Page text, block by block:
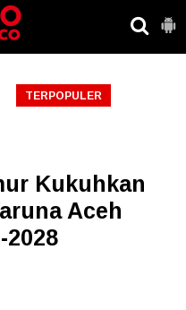
TERPOPULER
Kukuhkan
Aceh
2028